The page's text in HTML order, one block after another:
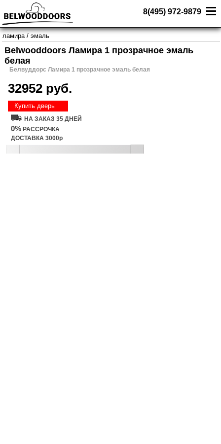
8(495) 972-9879
ламира/ эмаль
Belwooddoors Ламира 1 прозрачное эмаль
белая
Белвуддорс Ламира 1 прозрачное эмаль белая
32952 руб.
Купить дверь
НА ЗАКАЗ 35 ДНЕЙ
0% РАССРОЧКА
ДОСТАВКА 3000р